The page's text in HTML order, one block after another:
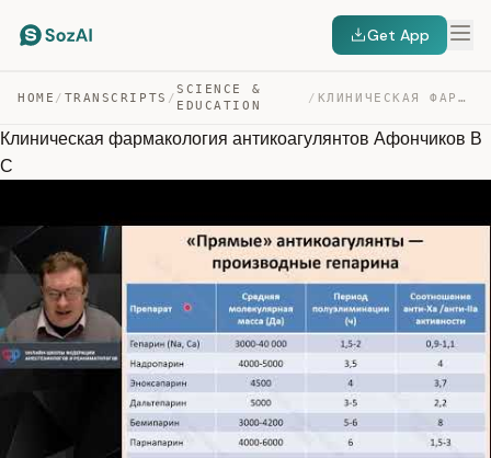
Get App
HOME / TRANSCRIPTS /
SCIENCE &
EDUCATION
/ КЛИНИЧЕСКАЯ ФАРМАКОЛОГИЯ АНТИКОАГУЛЯНТОВ АФОНЧИКОВ В С — TRANSCRIPT
Клиническая фармакология антикоагулянтов Афончиков В
С